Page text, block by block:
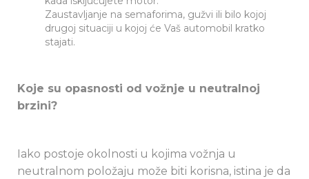
Zaustavljanje na semaforima, gužvi ili bilo kojoj
drugoj situaciji u kojoj će Vaš automobil kratko
stajati.
Koje su opasnosti od vožnje u neutralnoj
brzini?
Iako postoje okolnosti u kojima vožnja u
neutralnom položaju može biti korisna, istina je da